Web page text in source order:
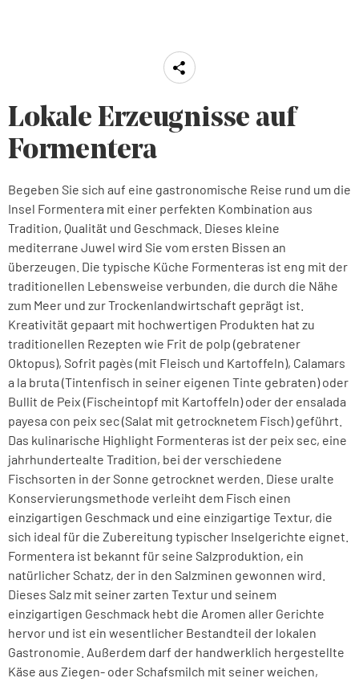
Lokale Erzeugnisse auf
Formentera
Begeben Sie sich auf eine gastronomische Reise rund um die
Insel Formentera mit einer perfekten Kombination aus
Tradition, Qualität und Geschmack. Dieses kleine
mediterrane Juwel wird Sie vom ersten Bissen an
überzeugen. Die typische Küche Formenteras ist eng mit der
traditionellen Lebensweise verbunden, die durch die Nähe
zum Meer und zur Trockenlandwirtschaft geprägt ist.
Kreativität gepaart mit hochwertigen Produkten hat zu
traditionellen Rezepten wie Frit de polp (gebratener
Oktopus), Sofrit pagès (mit Fleisch und Kartoffeln), Calamars
a la bruta (Tintenfisch in seiner eigenen Tinte gebraten) oder
Bullit de Peix (Fischeintopf mit Kartoffeln) oder der ensalada
payesa con peix sec (Salat mit getrocknetem Fisch) geführt.
Das kulinarische Highlight Formenteras ist der peix sec, eine
jahrhundertealte Tradition, bei der verschiedene
Fischsorten in der Sonne getrocknet werden. Diese uralte
Konservierungsmethode verleiht dem Fisch einen
einzigartigen Geschmack und eine einzigartige Textur, die
sich ideal für die Zubereitung typischer Inselgerichte eignet.
Formentera ist bekannt für seine Salzproduktion, ein
natürlicher Schatz, der in den Salzminen gewonnen wird.
Dieses Salz mit seiner zarten Textur und seinem
einzigartigen Geschmack hebt die Aromen aller Gerichte
hervor und ist ein wesentlicher Bestandteil der lokalen
Gastronomie. Außerdem darf der handwerklich hergestellte
Käse aus Ziegen- oder Schafsmilch mit seiner weichen,